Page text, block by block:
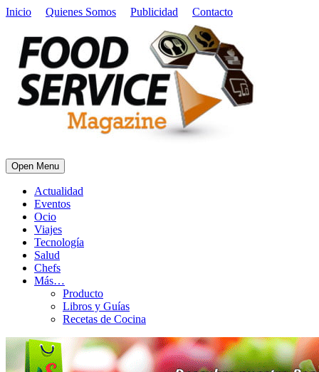
Inicio Quienes Somos Publicidad Contacto
Open Menu
Actualidad
Eventos
Ocio
Viajes
Tecnología
Salud
Chefs
Más…
Producto
Libros y Guías
Recetas de Cocina